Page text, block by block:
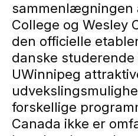
sammenlægningen
College og Wesley
den officielle
danske
UWinnipeg
forskellige
Canada ikke er